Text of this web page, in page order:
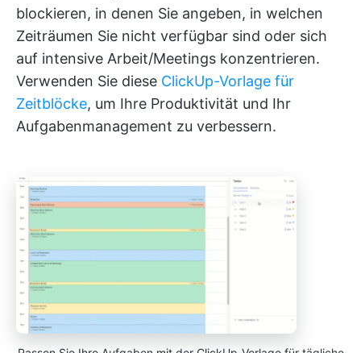
blockieren, in denen Sie angeben, in welchen
Zeiträumen Sie nicht verfügbar sind oder sich
auf intensive Arbeit/Meetings konzentrieren.
Verwenden Sie diese ClickUp-Vorlage für
Zeitblöcke, um Ihre Produktivität und Ihr
Aufgabenmanagement zu verbessern.